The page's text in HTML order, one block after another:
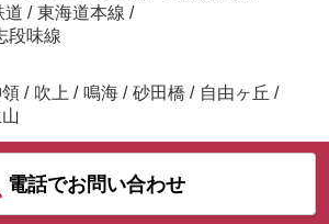
道 / 東海道本線 /
段味線
/ 吹上 / 鳴海 / 砂田橋 / 自由ヶ丘 /
電話でお問い合わせ